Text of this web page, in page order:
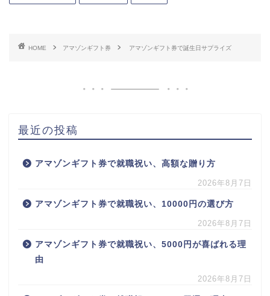
HOME アマゾンギフト券 アマゾンギフト券で誕生日サプライズ
最近の投稿
アマゾンギフト券で就職祝い、高額な贈り方
2026年8月7日
アマゾンギフト券で就職祝い、10000円の選び方
2026年8月7日
アマゾンギフト券で就職祝い、5000円が喜ばれる理
由
2026年8月7日